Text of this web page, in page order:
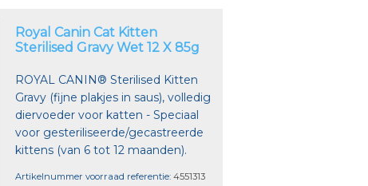
Royal Canin Cat Kitten
Sterilised Gravy Wet 12 X 85g
ROYAL CANIN® Sterilised Kitten
Gravy (fijne plakjes in saus), volledig
diervoeder voor katten - Speciaal
voor gesteriliseerde/gecastreerde
kittens (van 6 tot 12 maanden).
Artikelnummer voorraad referentie: 4551313